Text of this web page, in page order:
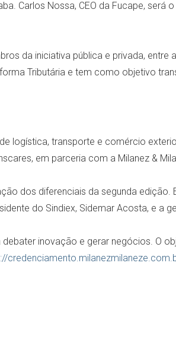
Carlos Nossa, CEO da Fucape, será
da iniciativa pública e privada,
Tributária e tem como objetivo
logística, transporte e comércio
em parceria com a Milanez &
dos diferenciais da segunda
do Sindiex, Sidemar Acosta, e a
inovação e gerar negócios. O